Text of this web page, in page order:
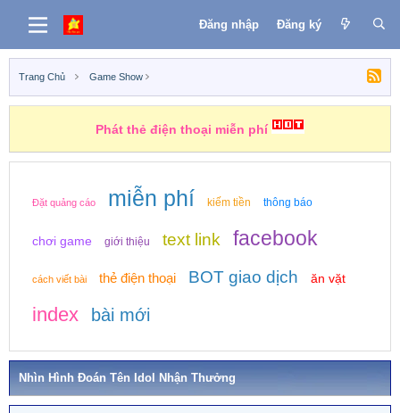
Đăng nhập Đăng ký
Trang Chủ Game Show
Những nhiệm vụ kiếm tiền
Đặt quảng cáo miễn phí kiếm tiền thông báo
chơi game giới thiệu text link facebook
cách viết bài thẻ điện thoại BOT giao dịch ăn vặt
index bài mới
Nhìn Hình Đoán Tên Idol Nhận Thưởng